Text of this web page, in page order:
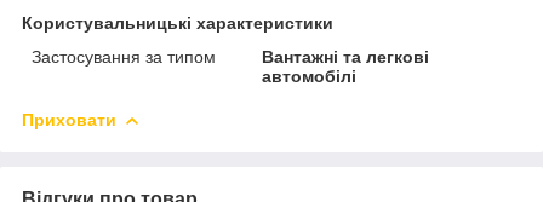
Користувальницькі характеристики
Застосування за типом
Вантажні та легкові
автомобілі
Приховати